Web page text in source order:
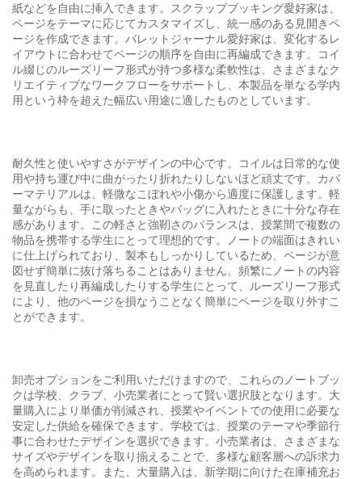
紙などを自由に挿入できます。スクラップブッキング愛好家は、
ページをテーマに応じてカスタマイズし、統一感のある見開きペ
ージを作成できます。バレットジャーナル愛好家は、変化するレ
イアウトに合わせてページの順序を自由に再編成できます。コイ
ル綴じのルーズリーフ形式が持つ多様な柔軟性は、さまざまなク
リエイティブなワークフローをサポートし、本製品を単なる学内
用という枠を超えた幅広い用途に適したものとしています。
耐久性と使いやすさがデザインの中心です。コイルは日常的な使
用や持ち運び中に曲がったり折れたりしないほど頑丈です。カバ
ーマテリアルは、軽微なこぼれや小傷から適度に保護します。軽
量ながらも、手に取ったときやバッグに入れたときに十分な存在
感があります。この軽さと強靭さのバランスは、授業間で複数の
物品を携帯する学生にとって理想的です。ノートの端面はきれい
に仕上げられており、製本もしっかりしているため、ページが意
図せず簡単に抜け落ちることはありません。頻繁にノートの内容
を見直したり再編成したりする学生にとって、ルーズリーフ形式
により、他のページを損なうことなく簡単にページを取り外すこ
とができます。
卸売オプションをご利用いただけますので、これらのノートブッ
クは学校、クラブ、小売業者にとって賢い選択肢となります。大
量購入により単価が削減され、授業やイベントでの使用に必要な
安定した供給を確保できます。学校では、授業のテーマや季節行
事に合わせたデザインを選択できます。小売業者は、さまざまな
サイズやデザインを取り揃えることで、多様な顧客層への訴求力
を高められます。また、大量購入は、新学期に向けた在庫補充お